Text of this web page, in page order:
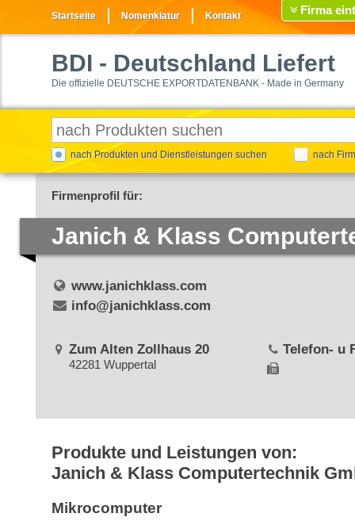
Startseite Nomenklatur Kontakt Firma
BDI - Deutschland Liefert
Die offizielle DEUTSCHE EXPORTDATENBANK - Made in Germany
nach Produkten und Dienstleistungen suchen nach
Firmenprofil für:
Janich & Klass
www.janichklass.com
info@janichklass.com
Zum Alten Zollhaus 20
42281 Wuppertal
Telefon- u
Produkte und Leistungen von:
Janich & Klass Computertechnik
Mikrocomputer